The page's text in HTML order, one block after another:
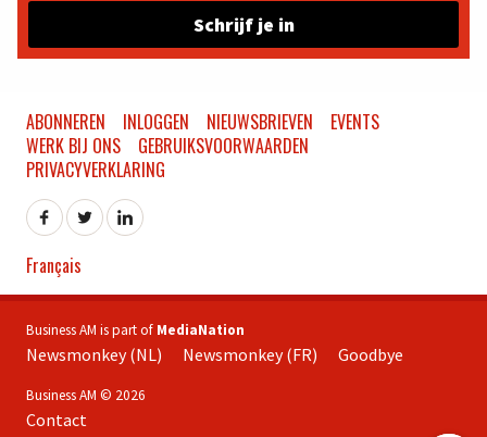
Schrijf je in
ABONNEREN INLOGGEN NIEUWSBRIEVEN
EVENTS
WERK BIJ ONS
GEBRUIKSVOORWAARDEN
PRIVACYVERKLARING
Français
Business AM is part of MediaNation
Newsmonkey (NL) Newsmonkey (FR) Goodbye
Business AM © 2026
Contact